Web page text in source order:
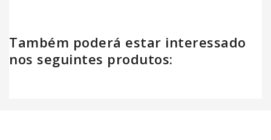
Também poderá estar interessado
nos seguintes produtos: